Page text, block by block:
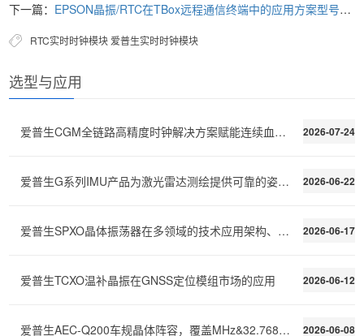
下一篇： EPSON晶振/RTC在TBox远程通信终端中的应用方案型号推荐
RTC实时时钟模块 爱普生实时时钟模块
选型与应用
2026-07-24
爱普生CGM全链路高精度时钟解决方案赋能连续血糖监测C
2026-06-22
爱普生G系列IMU产品为激光雷达测绘提供可靠的姿态稳定
2026-06-17
爱普生SPXO晶体振荡器在多领域的技术应用架构、性能需
2026-06-12
爱普生TCXO温补晶振在GNSS定位模组市场的应用
2026-06-08
爱普生AEC-Q200车规晶体阵容，覆盖MHz&32.768kHz全场景